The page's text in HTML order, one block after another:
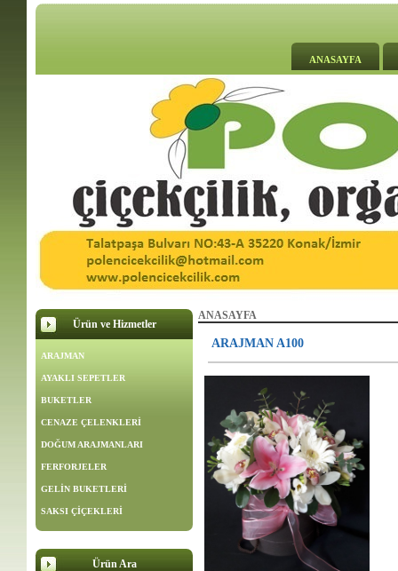
ANASAYFA
Ürün ve Hizmetler
ARAJMAN
AYAKLI SEPETLER
BUKETLER
CENAZE ÇELENKLERİ
DOĞUM ARAJMANLARI
FERFORJELER
GELİN BUKETLERİ
SAKSI ÇİÇEKLERİ
Ürün Ara
ANASAYFA
ARAJMAN A100